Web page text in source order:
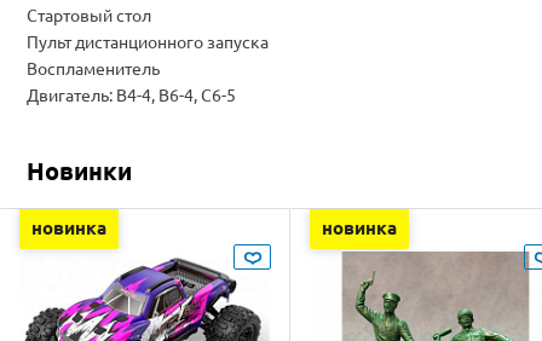
Стартовый стол
Пульт дистанционного запуска
Воспламенитель
Двигатель: B4-4, B6-4, C6-5
Новинки
новинка новинка